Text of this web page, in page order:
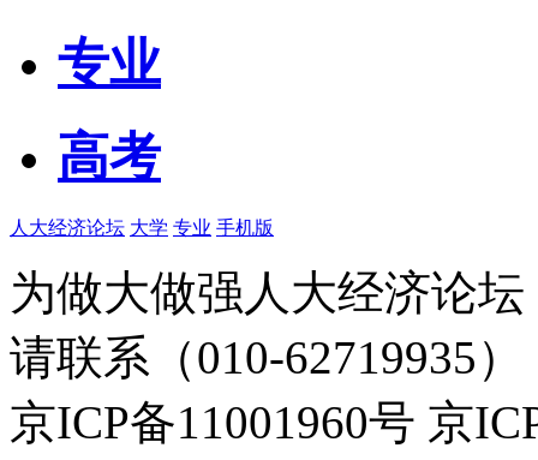
专业
高考
人大经济论坛 大学 专业 手机版
为做大做强人大经济论
请联系（010-62719935）
京ICP备11001960号 京